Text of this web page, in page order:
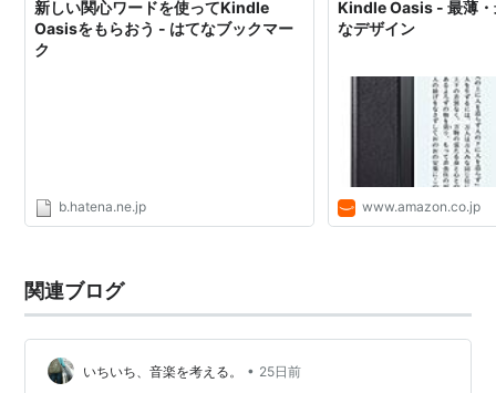
新しい関心ワードを使ってKindle
Oasisをもらおう - はてなブックマー
ク
b.hatena.ne.jp
Kindle Oasis - 最薄
なデザイン
www.amazon.co.jp
関連ブログ
いちいち、音楽を考える。 • 25日前